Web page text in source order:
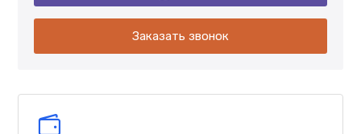
Заказать звонок